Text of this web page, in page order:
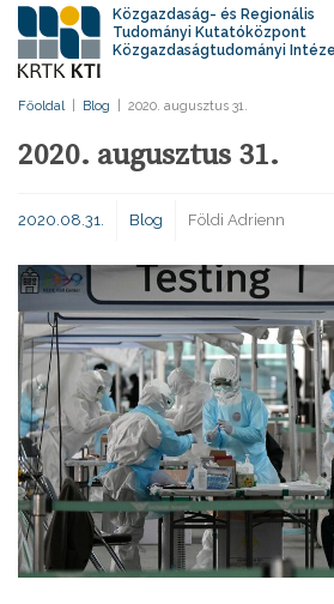
Közgazdaság- és Regionális
Tudományi Kutatóközpont
Közgazdaságtudományi
Főoldal Blog 2020. augusztus 31.
2020. augusztus 31.
2020.08.31. Blog Földi Adrienn